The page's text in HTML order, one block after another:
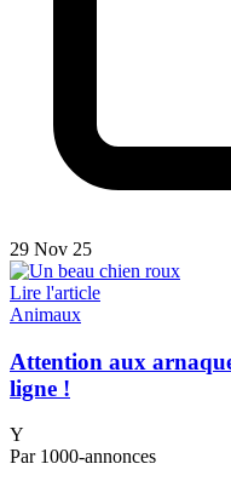
29 Nov 25
Lire l'article
Animaux
Attention aux
ligne !
Y
Par 1000-annonces